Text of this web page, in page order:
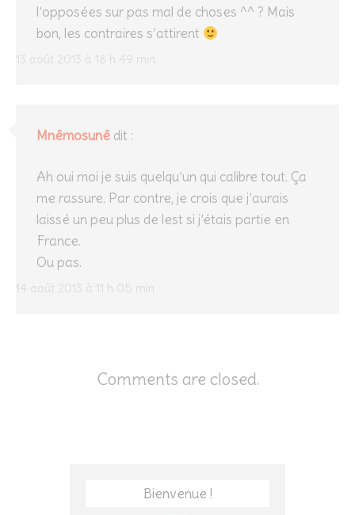
13 août 2013 à 18 h 49 min
l’opposées sur pas mal de choses ^^ ? Mais
bon, les contraires s’attirent
Mnêmosunê dit :
14 août 2013 à 11 h 05 min
Ah oui moi je suis quelqu’un qui calibre tout. Ça
me rassure. Par contre, je crois que j’aurais
laissé un peu plus de lest si j’étais partie en
France.
Ou pas.
Comments are closed.
Bienvenue !